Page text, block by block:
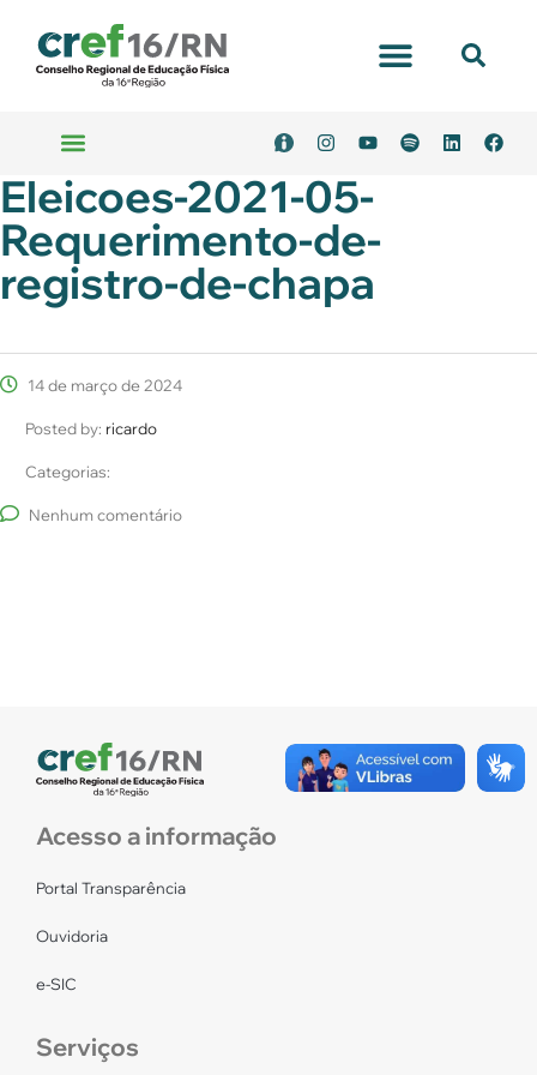
Eleicoes-2021-05-
Requerimento-de-
registro-de-chapa
14 de março de 2024
Posted by: ricardo
Categorias:
Nenhum comentário
Acesso a informação
Portal Transparência
Ouvidoria
e-SIC
Serviços